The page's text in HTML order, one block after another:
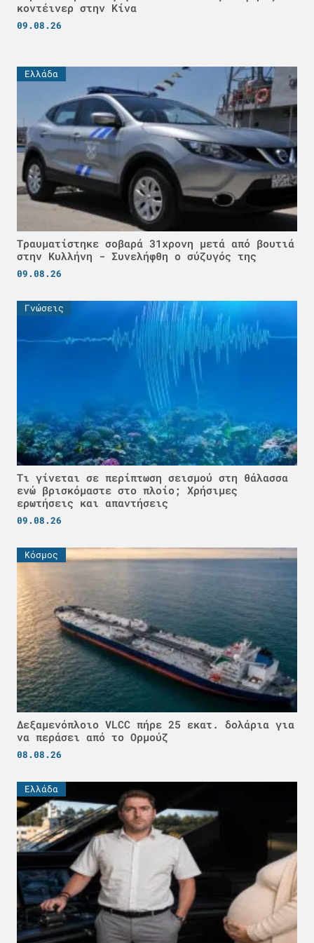
κοντέινερ στην Κίνα
09.08.26
Ελλάδα
Τραυματίστηκε σοβαρά 31χρονη μετά από βουτιά
στην Κυλλήνη - Συνελήφθη ο σύζυγός της
09.08.26
Γνώσεις
Τι γίνεται σε περίπτωση σεισμού στη θάλασσα
ενώ βρισκόμαστε στο πλοίο; Χρήσιμες
ερωτήσεις και απαντήσεις
09.08.26
Κόσμος
Δεξαμενόπλοιο VLCC πήρε 25 εκατ. δολάρια για
να περάσει από το Ορμούζ
08.08.26
Ελλάδα